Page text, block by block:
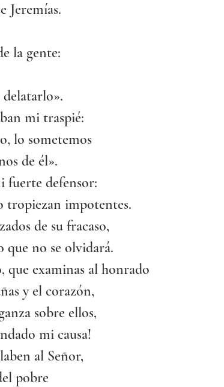
Jeremías.
la gente:
mi traspié:
lo sometemos
de él».
fuerte defensor:
tropiezan impotentes.
de su fracaso,
no se olvidará.
que examinas al honrado
y el corazón,
sobre ellos,
mi causa!
al Señor,
pobre